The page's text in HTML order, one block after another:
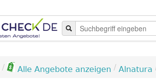
/ Alle Angebote anzeigen / Alnatura